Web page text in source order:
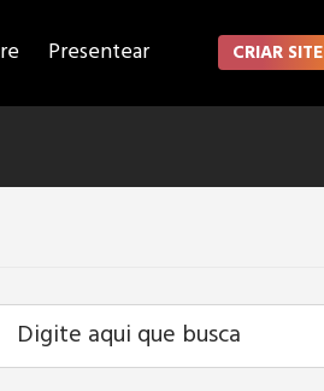
Presentear CRIAR SITE